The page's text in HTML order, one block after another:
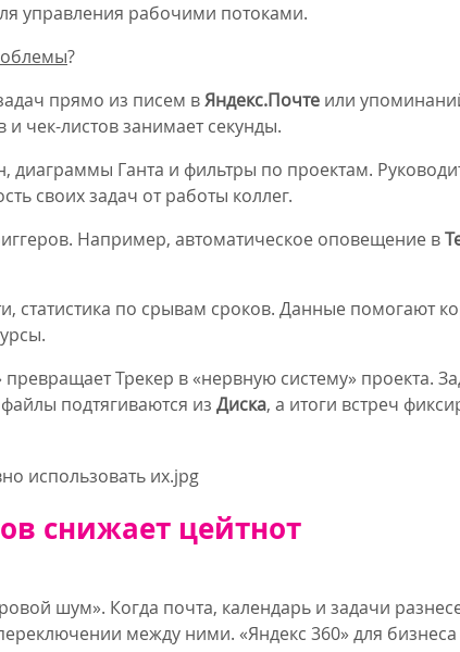
управления рабочими потоками.
?
прямо из писем вЯндекс.Почте или
чек-листов занимает секунды.
диаграммы Ганта и фильтры по проектам.
своих задач от работы коллег.
Например, автоматическое оповещение в
статистика по срывам сроков. Данные помогают
превращает Трекер в «нервную систему» проекта.
подтягиваются из Диска, а итоги встреч
снижает цейтнот
шум». Когда почта, календарь и задачи
между ними. «Яндекс 360» для